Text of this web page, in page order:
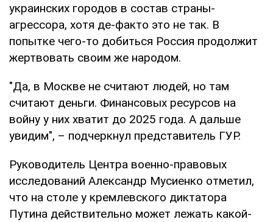
украинских городов в состав страны-
агрессора, хотя де-факто это не так. В
попытке чего-то добиться Россия продолжит
жертвовать своим же народом.
"Да, в Москве не считают людей, но там
считают деньги. Финансовых ресурсов на
войну у них хватит до 2025 года. А дальше
увидим", – подчеркнул представитель ГУР.
Руководитель Центра военно-правовых
исследований Александр Мусиенко отметил,
что на столе у кремлевского диктатора
Путина действительно может лежать какой-